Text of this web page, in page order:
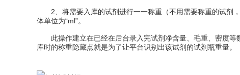
2、将需要入库的试剂进行一一称重（不用需要称重的试剂，
体单位为“ml”。
此操作建立在已经在后台录入完试剂净含量、毛重、密度等
库时的称重隐藏点就是为了让平台识别出该试剂的试剂瓶重量。